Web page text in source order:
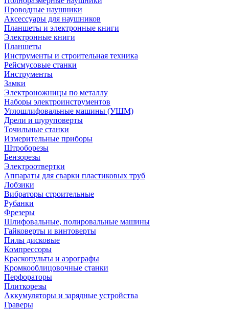
Проводные наушники
Аксессуары для наушников
Планшеты и электронные книги
Электронные книги
Планшеты
Инструменты и строительная техника
Рейсмусовые станки
Инструменты
Замки
Электроножницы по металлу
Наборы электроинструментов
Углошлифовальные машины (УШМ)
Дрели и шуруповерты
Точильные станки
Измерительные приборы
Штроборезы
Бензорезы
Электроотвертки
Аппараты для сварки пластиковых труб
Лобзики
Вибраторы строительные
Рубанки
Фрезеры
Шлифовальные, полировальные машины
Гайковерты и винтоверты
Пилы дисковые
Компрессоры
Краскопульты и аэрографы
Кромкооблицовочные станки
Перфораторы
Плиткорезы
Аккумуляторы и зарядные устройства
Граверы